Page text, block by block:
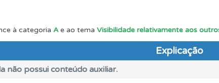
a biblioteca para tirar dúvidas e ver resumos do código.
à categoria Ae ao tema Visibilidade relativamente aos
Explicação
não possui conteúdo auxiliar.